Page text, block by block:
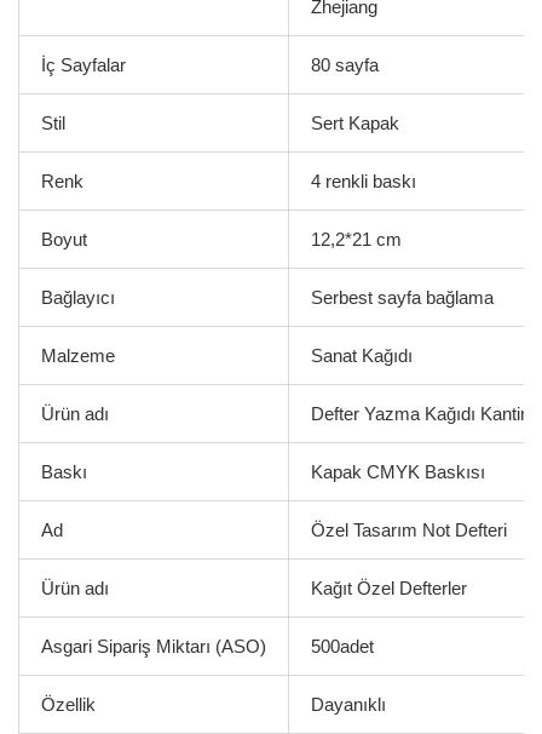
Zhejiang
İç Sayfalar 80 sayfa
Stil Sert Kapak
Renk 4 renkli baskı
Boyut 12,2*21 cm
Bağlayıcı Serbest sayfa bağlama
Malzeme Sanat Kağıdı
Ürün adı Defter Yazma Kağıdı Kantin
Baskı Kapak CMYK Baskısı
Ad Özel Tasarım Not Defteri
Ürün adı Kağıt Özel Defterler
Asgari Sipariş Miktarı (ASO) 500adet
Özellik Dayanıklı